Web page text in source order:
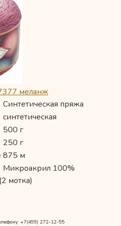
меланж
Синтетическая пряжа
синтетическая
500 г
250 г
875 м
Микроакрил 100%
мотка)
+7(499) 272-12-55